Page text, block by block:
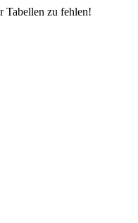
Tabellen zu fehlen!